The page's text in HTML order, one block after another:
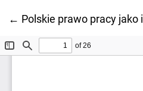
← Wróć do szczegółów
Polskie prawo pracy